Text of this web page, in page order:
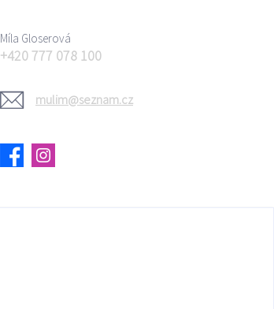
Míla Gloserová
+420 777 078 100
mulim@seznam.cz